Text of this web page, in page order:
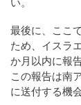
最後に、ここ
ため、イスラ
か月以内に報
この報告は南
に送付する機